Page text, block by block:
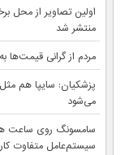
اولین تصاویر از محل
منتشر شد
مردم از گرانی قیمت‌ها
پزشکیان: سایپا هم
می‌شود
سامسونگ روی ساعت
سیستم‌عامل متفاوت